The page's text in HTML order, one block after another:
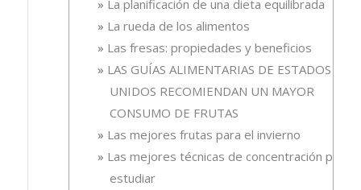
La planificación de una dieta equilibrada
La rueda de los alimentos
Las fresas: propiedades y beneficios
LAS GUÍAS ALIMENTARIAS DE ESTADOS
UNIDOS RECOMIENDAN UN MAYOR
CONSUMO DE FRUTAS
Las mejores frutas para el invierno
Las mejores técnicas de concentración para
estudiar